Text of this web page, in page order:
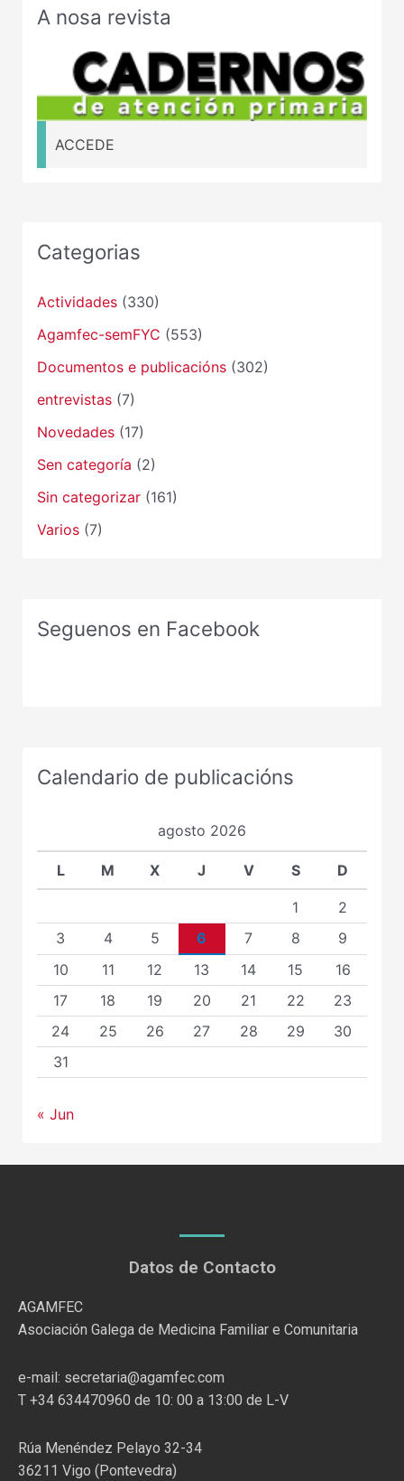
A nosa revista
ACCEDE
Categorias
Actividades(330)
Agamfec-semFYC (553)
Documentos e publicacións(302)
entrevistas(7)
Novedades(17)
Sen categoría (2)
Sin categorizar(161)
Varios(7)
Seguenos en Facebook
Calendario de publicacións
agosto 2026
L M X J V S D
1
2
3
4 5 6 7 8
9
10
11 12 13 14 15
16
17
18 19 20 21 22
23
24
25 26 27 28 29
30
31
« Jun
Datos de Contacto
AGAMFEC
Asociación Galega de Medicina Familiar e Comunitaria
e-mail: secretaria@agamfec.com
T +34 634470960 de 10: 00 a 13:00 de L-V
Rúa Menéndez Pelayo 32-34
36211 Vigo (Pontevedra)